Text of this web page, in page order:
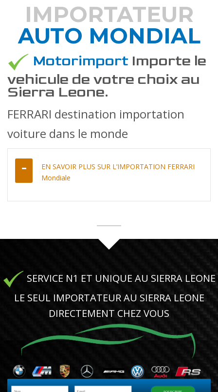
DÉCOUVREZ COMMENT
IMPORTATEUR
AUTO MONDIAL
Motorimport Importe le
vehicule de votre choix au
Sierra Leone.
FERRARI destination importation
voiture dans le monde
EN SAVOIR PLUS SUR L’IMPORTATION FERRARI
Mondiale
SERVICE N1 ET UNIQUE AU SIERRA LEONE
LE SEUL IMPORTATEUR AU SIERRA LEONE
DIRECTEMENT CHEZ VOUS